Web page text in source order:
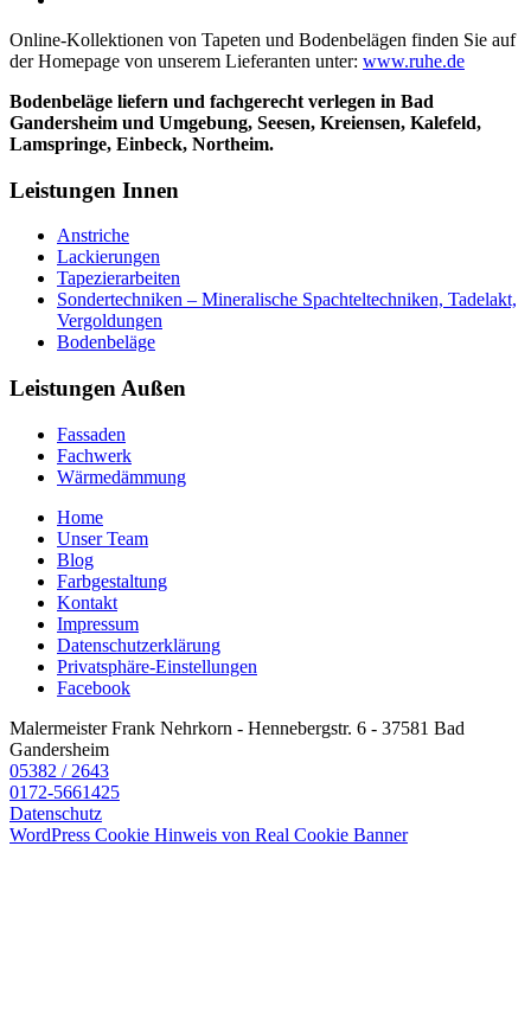
Online-Kollektionen von Tapeten und Bodenbelägen finden Sie auf
der Homepage von unserem Lieferanten unter: www.ruhe.de
Bodenbeläge liefern und fachgerecht verlegen in Bad
Gandersheim und Umgebung, Seesen, Kreiensen, Kalefeld,
Lamspringe, Einbeck, Northeim.
Leistungen Innen
Anstriche
Lackierungen
Tapezierarbeiten
Sondertechniken – Mineralische Spachteltechniken, Tadelakt,
Vergoldungen
Bodenbeläge
Leistungen Außen
Fassaden
Fachwerk
Wärmedämmung
Home
Unser Team
Blog
Farbgestaltung
Kontakt
Impressum
Datenschutzerklärung
Privatsphäre-Einstellungen
Facebook
Malermeister Frank Nehrkorn - Hennebergstr. 6 - 37581 Bad
Gandersheim
05382 / 2643
0172-5661425
Datenschutz
WordPress Cookie Hinweis von Real Cookie Banner